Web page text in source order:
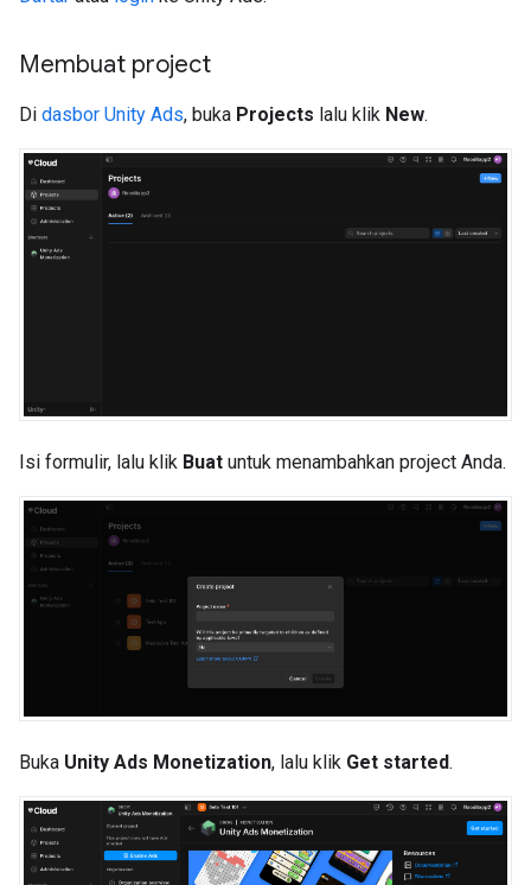
Membuat project
Di dasbor Unity Ads, buka Projects lalu klik New.
Isi formulir, lalu klik Buat untuk menambahkan project Anda.
Buka Unity Ads Monetization, lalu klik Get started.